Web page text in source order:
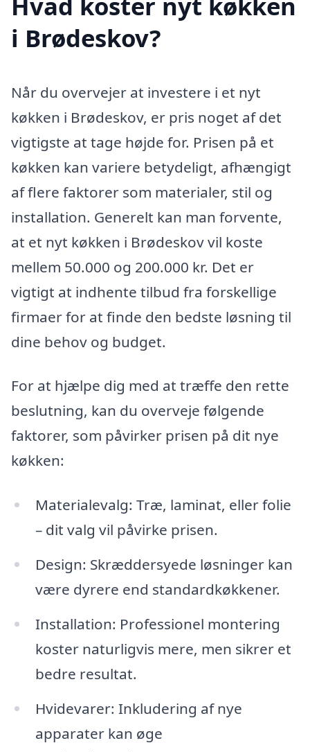
i Brødeskov?
Når du overvejer at investere i et nyt
køkken i Brødeskov, er pris noget af det
vigtigste at tage højde for. Prisen på et
køkken kan variere betydeligt, afhængigt
af flere faktorer som materialer, stil og
installation. Generelt kan man forvente,
at et nyt køkken i Brødeskov vil koste
mellem 50.000 og 200.000 kr. Det er
vigtigt at indhente tilbud fra forskellige
firmaer for at finde den bedste løsning til
dine behov og budget.
For at hjælpe dig med at træffe den rette
beslutning, kan du overveje følgende
faktorer, som påvirker prisen på dit nye
køkken:
Materialevalg: Træ, laminat, eller folie
– dit valg vil påvirke prisen.
Design: Skræddersyede løsninger kan
være dyrere end standardkøkkener.
Installation: Professionel montering
koster naturligvis mere, men sikrer et
bedre resultat.
Hvidevarer: Inkludering af nye
apparater kan øge